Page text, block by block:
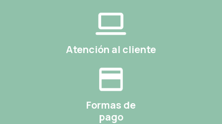
Atención al cliente
Formas de
pago